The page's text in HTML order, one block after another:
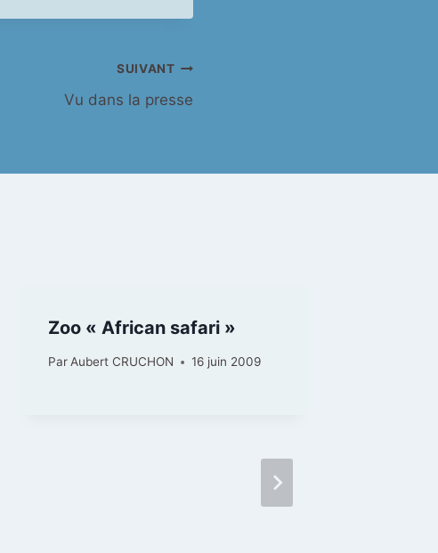
SUIVANT
Vu dans la presse
Zoo « African safari »
Par Aubert CRUCHON 16 juin 2009